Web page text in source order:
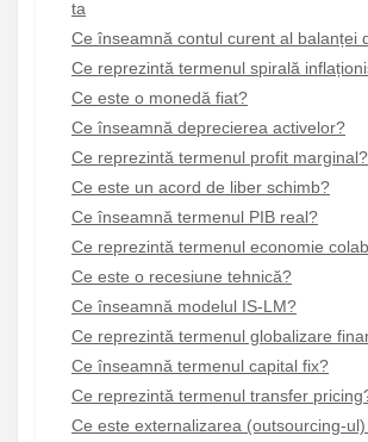
ta
Ce înseamnă contul curent al balanței
Ce reprezintă termenul spirală
Ce este o monedă fiat?
Ce înseamnă deprecierea activelor?
Ce reprezintă termenul profit marginal?
Ce este un acord de liber schimb?
Ce înseamnă termenul PIB real?
Ce reprezintă termenul economie
Ce este o recesiune tehnică?
Ce înseamnă modelul IS-LM?
Ce reprezintă termenul globalizare
Ce înseamnă termenul capital fix?
Ce reprezintă termenul transfer
Ce este externalizarea (outsourcing-